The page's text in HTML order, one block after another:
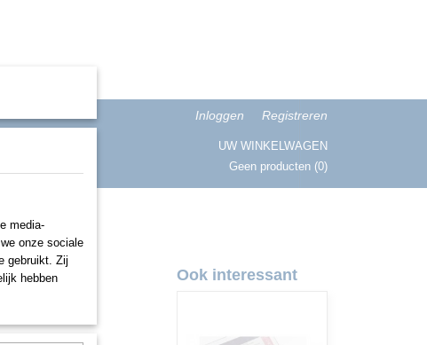
Inloggen Registreren
UW WINKELWAGEN
Geen producten (0)
AED
Ook interessant
media-
onze sociale
gebruikt. Zij
hebben